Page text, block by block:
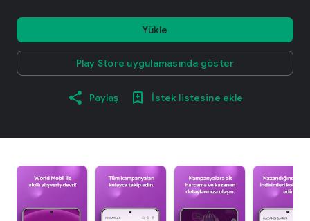
Yükle
Play Store uygulamasında göster
Paylaş İstek listesine ekle